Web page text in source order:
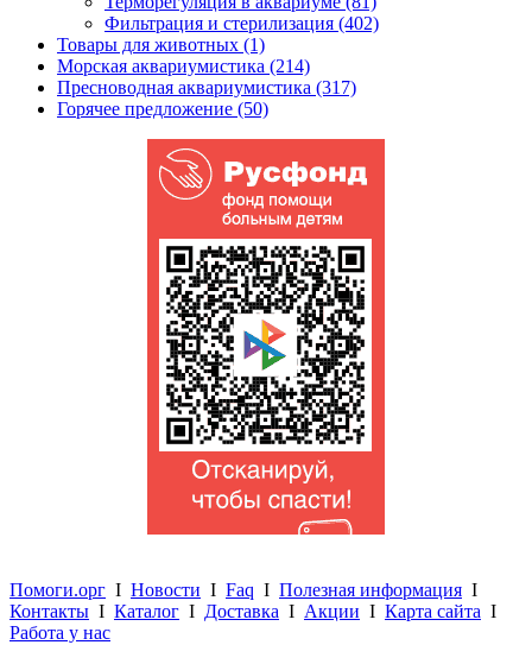
Фильтрация и стерилизация (402)
Товары для животных (1)
Морская аквариумистика (214)
Пресноводная аквариумистика (317)
Горячее предложение (50)
Помоги.орг I Новости I Faq I Полезная информация I
Контакты I Каталог I Доставка I Акции I Карта сайта I
Работа у нас